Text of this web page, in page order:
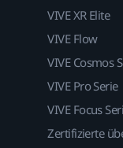
VIVE XR Elite
VIVE Flow
VIVE Cosmos
VIVE Pro Serie
VIVE Focus
Zertifizierte